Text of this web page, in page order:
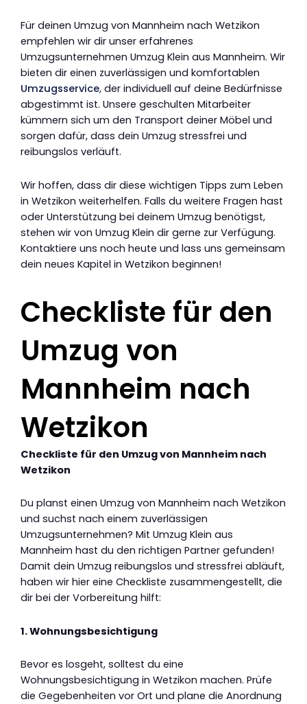
Für deinen Umzug von Mannheim nach Wetzikon
empfehlen wir dir unser erfahrenes
Umzugsunternehmen Umzug Klein aus Mannheim. Wir
bieten dir einen zuverlässigen und komfortablen
Umzugsservice, der individuell auf deine Bedürfnisse
abgestimmt ist. Unsere geschulten Mitarbeiter
kümmern sich um den Transport deiner Möbel und
sorgen dafür, dass dein Umzug stressfrei und
reibungslos verläuft.
Wir hoffen, dass dir diese wichtigen Tipps zum Leben
in Wetzikon weiterhelfen. Falls du weitere Fragen hast
oder Unterstützung bei deinem Umzug benötigst,
stehen wir von Umzug Klein dir gerne zur Verfügung.
Kontaktiere uns noch heute und lass uns gemeinsam
dein neues Kapitel in Wetzikon beginnen!
Checkliste für den
Umzug von
Mannheim nach
Wetzikon
Checkliste für den Umzug von Mannheim nach
Wetzikon
Du planst einen Umzug von Mannheim nach Wetzikon
und suchst nach einem zuverlässigen
Umzugsunternehmen? Mit Umzug Klein aus
Mannheim hast du den richtigen Partner gefunden!
Damit dein Umzug reibungslos und stressfrei abläuft,
haben wir hier eine Checkliste zusammengestellt, die
dir bei der Vorbereitung hilft:
1. Wohnungsbesichtigung
Bevor es losgeht, solltest du eine
Wohnungsbesichtigung in Wetzikon machen. Prüfe
die Gegebenheiten vor Ort und plane die Anordnung